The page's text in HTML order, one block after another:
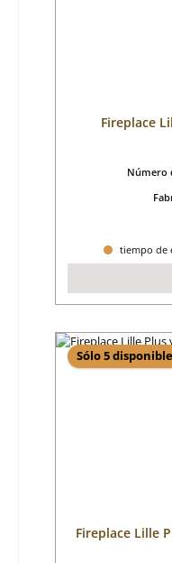
Fireplace
Número
tiempo de
Sólo 5 disponible
Fireplace Lille